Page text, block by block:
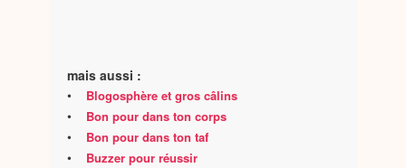
mais aussi :
• Blogosphère et gros câlins
• Bon pour dans ton corps
• Bon pour dans ton taf
• Buzzer pour réussir